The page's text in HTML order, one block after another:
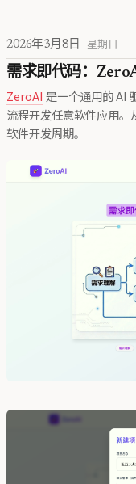
2026年3月8日 星期日
需求即代码：
ZeroAI 是一个通用的 AI
流程开发任意软件应用
软件开发周期。